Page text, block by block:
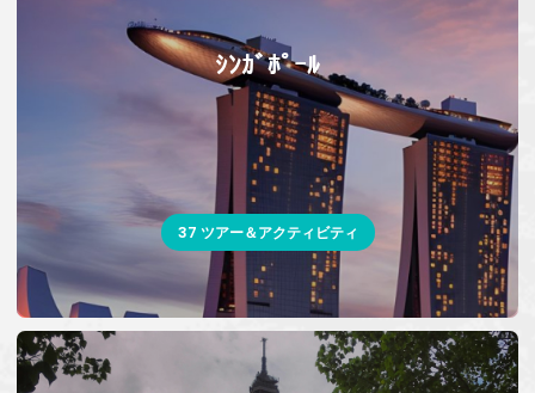
ｼﾝｶﾞﾎﾟｰﾙ
37 ツアー＆アクティビティ